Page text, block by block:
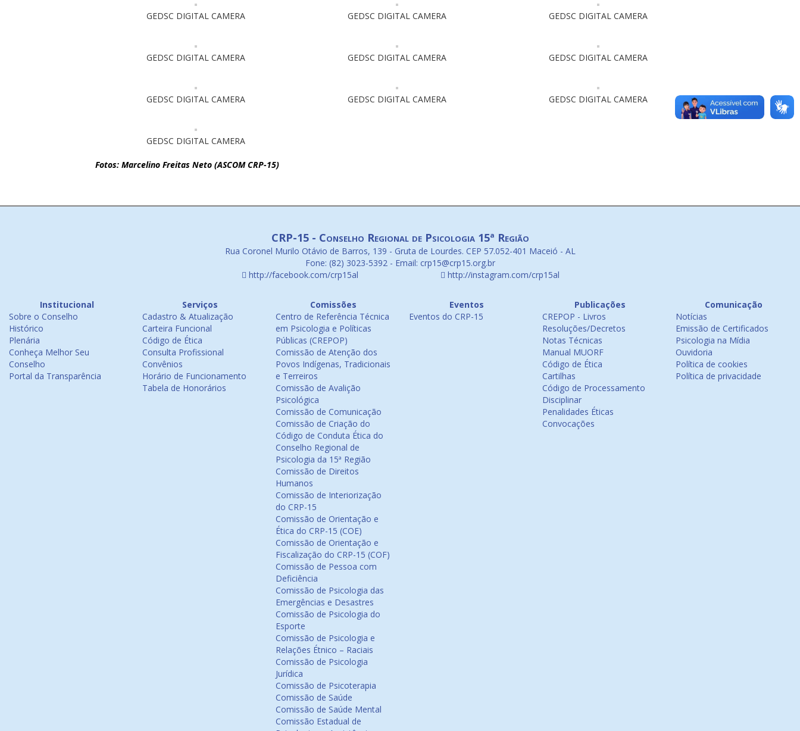
GEDSC DIGITAL CAMERA GEDSC DIGITAL CAMERA GEDSC DIGITAL CAMERA
GEDSC DIGITAL CAMERA GEDSC DIGITAL CAMERA GEDSC DIGITAL CAMERA
GEDSC DIGITAL CAMERA GEDSC DIGITAL CAMERA GEDSC DIGITAL CAMERA
GEDSC DIGITAL CAMERA
Fotos: Marcelino Freitas Neto (ASCOM CRP-15)
CRP-15 - Conselho Regional de Psicologia 15ª Região
Rua Coronel Murilo Otávio de Barros, 139 - Gruta de Lourdes. CEP 57.052-401 Maceió - AL
Fone: (82) 3023-5392 - Email: crp15@crp15.org.br
http://facebook.com/crp15al
http://instagram.com/crp15al
Institucional
Sobre o Conselho
Histórico
Plenária
Conheça Melhor Seu
Conselho
Portal da Transparência
Serviços
Cadastro & Atualização
Carteira Funcional
Código de Ética
Consulta Profissional
Convênios
Horário de Funcionamento
Tabela de Honorários
Comissões
Centro de Referência Técnica
em Psicologia e Políticas
Públicas (CREPOP)
Comissão de Atenção dos
Povos Indígenas, Tradicionais
e Terreiros
Comissão de Avalição
Psicológica
Comissão de Comunicação
Comissão de Criação do
Código de Conduta Ética do
Conselho Regional de
Psicologia da 15ª Região
Comissão de Direitos
Humanos
Comissão de Interiorização
do CRP-15
Comissão de Orientação e
Ética do CRP-15 (COE)
Comissão de Orientação e
Fiscalização do CRP-15 (COF)
Comissão de Pessoa com
Deficiência
Comissão de Psicologia das
Emergências e Desastres
Comissão de Psicologia do
Esporte
Comissão de Psicologia e
Relações Étnico – Raciais
Comissão de Psicologia
Jurídica
Comissão de Psicoterapia
Comissão de Saúde
Comissão de Saúde Mental
Comissão Estadual de
Eventos
Eventos do CRP-15
Publicações
CREPOP - Livros
Resoluções/Decretos
Notas Técnicas
Manual MUORF
Código de Ética
Cartilhas
Código de Processamento
Disciplinar
Penalidades Éticas
Convocações
Comunicação
Notícias
Emissão de Certificados
Psicologia na Mídia
Ouvidoria
Política de cookies
Política de privacidade